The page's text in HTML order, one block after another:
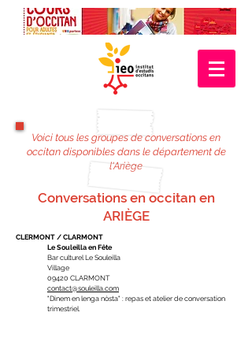
Voici tous les groupes de conversations en
occitan disponibles dans le département de
l'Ariège
Conversations en occitan en
ARIÈGE
CLERMONT / CLARMONT
Le Souleilla en Fête
Bar culturel Le Souleilla
Village
09420 CLARMONT
contact@souleilla.com
"Dinem en lenga nòsta" : repas et atelier de conversation
trimestriel.